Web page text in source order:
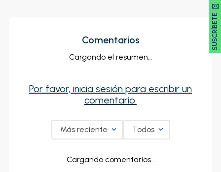
SUSCRÍBETE 🖂
Comentarios
Cargando el resumen…
Por favor, inicia sesión para escribir un
comentario.
Más reciente Todos
Cargando comentarios…